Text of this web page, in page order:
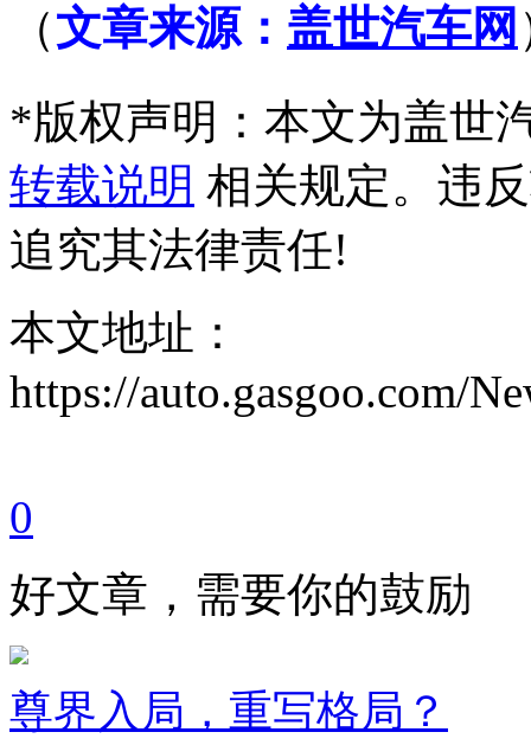
（文章来源： 盖世汽车网
*版权声明：本文为盖世
转载说明 相关规定。违
追究其法律责任!
本文地址：
https://auto.gasgoo.com/
0
好文章，需要你的鼓励
尊界入局，重写格局？